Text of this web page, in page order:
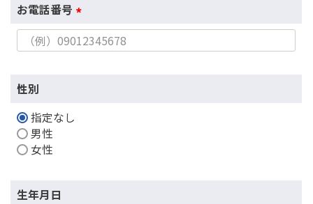
お電話番号
(
必
性別
指定なし
男性
女性
生年月日